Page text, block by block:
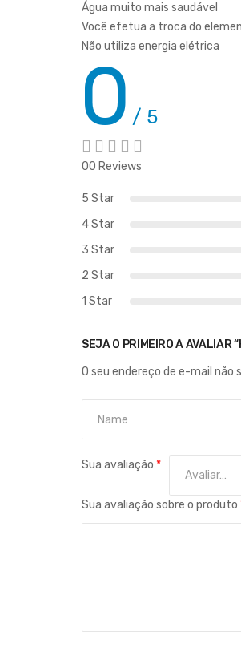
Água muito mais saudável
Você efetua a troca do
Não utiliza energia elétrica
0 / 5
00 Reviews
5 Star
4 Star
3 Star
2 Star
1 Star
SEJA O PRIMEIRO A AVALIAR
O seu endereço de e-mail não
Sua avaliação *
Sua avaliação sobre o produto